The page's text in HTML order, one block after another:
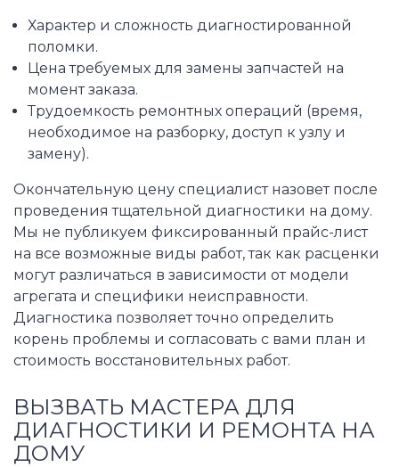
Характер и сложность диагностированной
поломки.
Цена требуемых для замены запчастей на
момент заказа.
Трудоемкость ремонтных операций (время,
необходимое на разборку, доступ к узлу и
замену).
Окончательную цену специалист назовет после
проведения тщательной диагностики на дому.
Мы не публикуем фиксированный прайс-лист
на все возможные виды работ, так как расценки
могут различаться в зависимости от модели
агрегата и специфики неисправности.
Диагностика позволяет точно определить
корень проблемы и согласовать с вами план и
стоимость восстановительных работ.
ВЫЗВАТЬ МАСТЕРА ДЛЯ
ДИАГНОСТИКИ И РЕМОНТА НА
ДОМУ